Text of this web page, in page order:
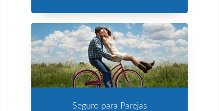
Seguro para Parejas